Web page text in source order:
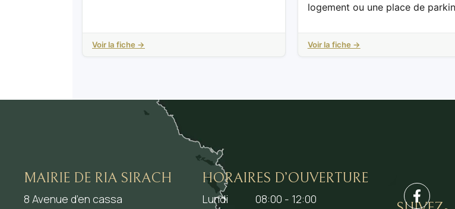
Voir la fiche →
logement ou une place de
Voir la fiche →
MAIRIE DE RIA SIRACH
8 Avenue d’en cassa
HORAIRES D’OUVERTURE
Lundi
08:00 - 12:00